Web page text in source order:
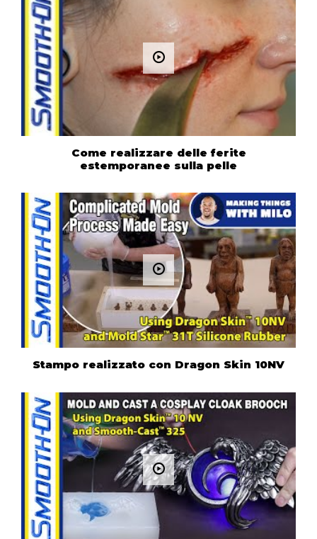
Come realizzare delle ferite
estemporanee sulla pelle
Stampo realizzato con Dragon Skin 10NV